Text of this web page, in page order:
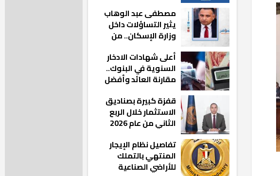
مصطفى عبد الوهاب
يثير التساؤلات داخل
وزارة الإسكان.. من
المناصب؟
أعلى شهادات الادخار
السنوية في البنوك..
مقارنة العائد وأفضل
قفزة كبيرة بصناديق
الاستثمار خلال الربع
الثاني من عام 2026
تفاصيل نظام الإيجار
المنتهي بالتملك
للأراضي الصناعية